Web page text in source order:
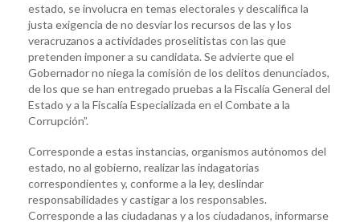
estado, se involucra en temas electorales y descalifica la
justa exigencia de no desviar los recursos de las y los
veracruzanos a actividades proselitistas con las que
pretenden imponer a su candidata. Se advierte que el
Gobernador no niega la comisión de los delitos denunciados,
de los que se han entregado pruebas a la Fiscalía General del
Estado y a la Fiscalía Especializada en el Combate a la
Corrupción”.
Corresponde a estas instancias, organismos autónomos del
estado, no al gobierno, realizar las indagatorias
correspondientes y, conforme a la ley, deslindar
responsabilidades y castigar a los responsables.
Corresponde a las ciudadanas y a los ciudadanos, informarse